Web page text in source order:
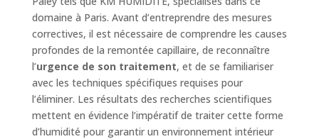
domaine à Paris. Avant d’entreprendre des mesures
correctives, il est nécessaire de comprendre les causes
profondes de la remontée capillaire, de reconnaître
l’urgence de son traitement, et de se familiariser
avec les techniques spécifiques requises pour
l’éliminer. Les résultats des recherches scientifiques
mettent en évidence l’impératif de traiter cette forme
d’humidité pour garantir un environnement intérieur